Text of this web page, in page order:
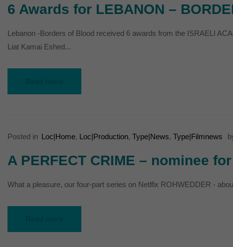
6 Awards for LEBANON –
Lebanon -Borders of Blood received 6 awards from the ISRAELI
Liat Kamai Eshed...
Posted in Loc|Home, Loc|Production, Type|News, Type|Filmnews
A PERFECT CRIME – nominee
What a pleasure, our four-part series on Netlfix ROHWEDDER -